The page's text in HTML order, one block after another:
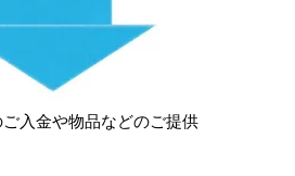
入金や物品などのご提供